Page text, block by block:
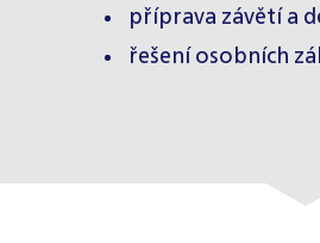
příprava závětí a
řešení osobních